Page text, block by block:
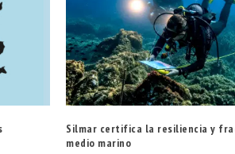
Silmar certifica la resiliencia y
medio marino